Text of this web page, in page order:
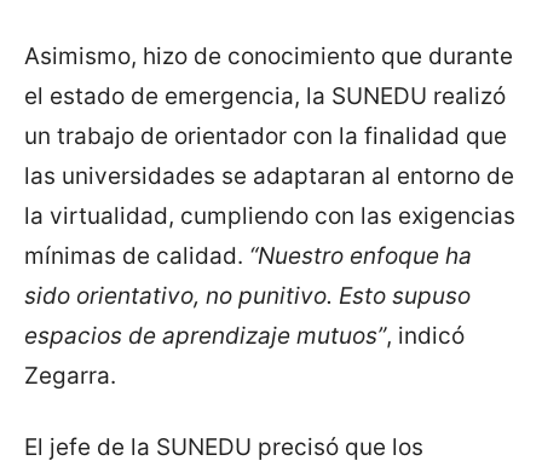
Asimismo, hizo de conocimiento que durante
el estado de emergencia, la SUNEDU realizó
un trabajo de orientador con la finalidad que
las universidades se adaptaran al entorno de
la virtualidad, cumpliendo con las exigencias
mínimas de calidad. “Nuestro enfoque ha
sido orientativo, no punitivo. Esto supuso
espacios de aprendizaje mutuos”, indicó
Zegarra.
El jefe de la SUNEDU precisó que los